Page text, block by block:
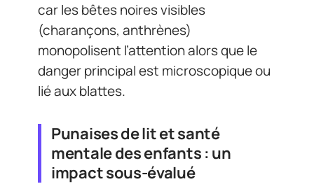
car les bêtes noires visibles
(charançons, anthrènes)
monopolisent l’attention alors que le
danger principal est microscopique ou
lié aux blattes.
Punaises de lit et santé
mentale des enfants : un
impact sous-évalué